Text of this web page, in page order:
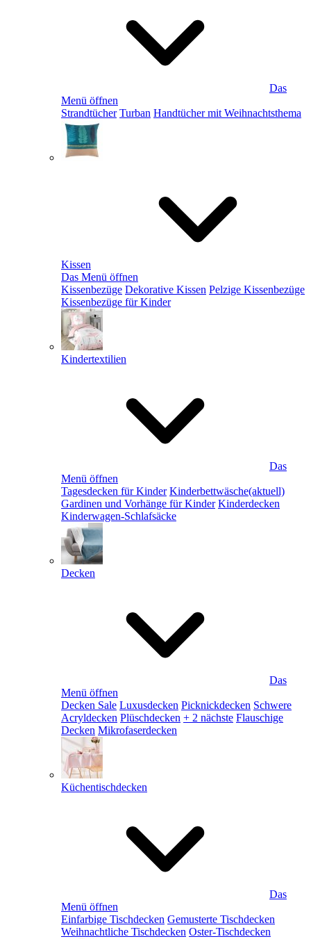
Das
Menü öffnen
Strandtücher Turban Handtücher mit Weihnachtsthema
Kissen
Das Menü öffnen
Kissenbezüge Dekorative Kissen Pelzige Kissenbezüge
Kissenbezüge für Kinder
Kindertextilien
Das
Menü öffnen
Tagesdecken für Kinder Kinderbettwäsche(aktuell)
Gardinen und Vorhänge für Kinder Kinderdecken
Kinderwagen-Schlafsäcke
Decken
Das
Menü öffnen
Decken Sale Luxusdecken Picknickdecken Schwere
Acryldecken Plüschdecken + 2 nächste Flauschige
Decken Mikrofaserdecken
Küchentischdecken
Das
Menü öffnen
Einfarbige Tischdecken Gemusterte Tischdecken
Weihnachtliche Tischdecken Oster-Tischdecken